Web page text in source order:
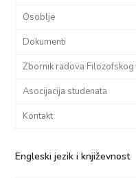
Osoblje
Dokumenti
Zbornik radova Filozofskog
Asocijacija studenata
Kontakt
Engleski jezik i književnost